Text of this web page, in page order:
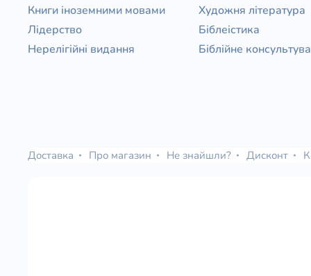
Книги іноземними мовами
Лідерство
Нерелігійні видання
Художня література
Біблеістика
Біблійне
Доставка Про магазин Не знайшли? Дисконт